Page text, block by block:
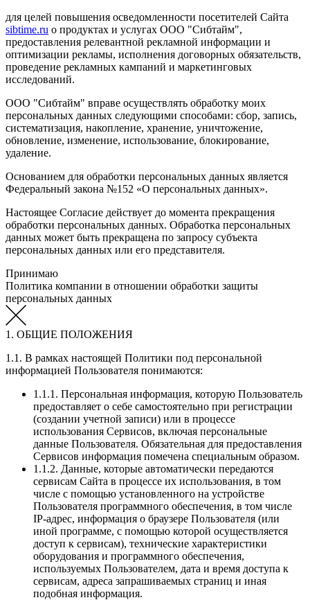
для целей повышения осведомленности посетителей Сайта
sibtime.ru о продуктах и услугах ООО "Сибтайм",
предоставления релевантной рекламной информации и
оптимизации рекламы, исполнения договорных обязательств,
проведение рекламных кампаний и маркетинговых
исследований.
ООО "Сибтайм" вправе осуществлять обработку моих
персональных данных следующими способами: сбор, запись,
систематизация, накопление, хранение, уничтожение,
обновление, изменение, использование, блокирование,
удаление.
Основанием для обработки персональных данных является
Федеральный закона №152 «О персональных данных».
Настоящее Согласие действует до момента прекращения
обработки персональных данных. Обработка персональных
данных может быть прекращена по запросу субъекта
персональных данных или его представителя.
Принимаю
Политика компании в отношении обработки защиты
персональных данных
1. ОБЩИЕ ПОЛОЖЕНИЯ
1.1. В рамках настоящей Политики под персональной
информацией Пользователя понимаются:
1.1.1. Персональная информация, которую Пользователь
предоставляет о себе самостоятельно при регистрации
(создании учетной записи) или в процессе
использования Сервисов, включая персональные
данные Пользователя. Обязательная для предоставления
Сервисов информация помечена специальным образом.
1.1.2. Данные, которые автоматически передаются
сервисам Сайта в процессе их использования, в том
числе с помощью установленного на устройстве
Пользователя программного обеспечения, в том числе
IP-адрес, информация о браузере Пользователя (или
иной программе, с помощью которой осуществляется
доступ к сервисам), технические характеристики
оборудования и программного обеспечения,
используемых Пользователем, дата и время доступа к
сервисам, адреса запрашиваемых страниц и иная
подобная информация.